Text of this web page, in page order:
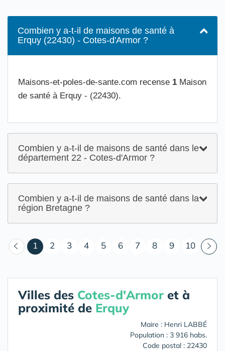
Combien y a-t-il de maisons de santé à
Erquy (22430) - Cotes-d'Armor ?
Maisons-et-poles-de-sante.com recense 1 Maison
de santé à Erquy - (22430).
Combien y a-t-il de maisons de santé dans le
département 22 - Cotes-d'Armor ?
Combien y a-t-il de maisons de santé dans la
région Bretagne ?
1 (courant)
2 3 4 5 6 7 8 9 10
Villes des Cotes-d'Armor et à
proximité de Erquy
Maire : Henri LABBÉ
Population : 3 916 habs.
Code postal : 22430